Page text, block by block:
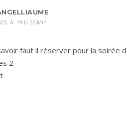
À 19 H 55 Min
faut il réserver pour la soirée
2